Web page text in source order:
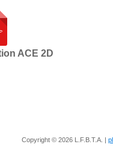
ACE 2D
Copyright © 2026 L.F.B.T.A. |